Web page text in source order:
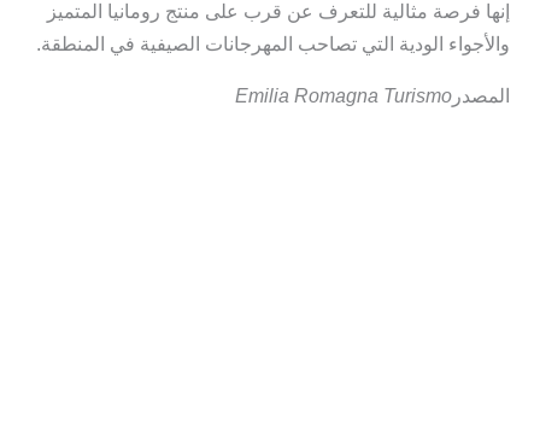
إنها فرصة مثالية للتعرف عن قرب على منتج رومانيا المتميز
والأجواء الودية التي تصاحب المهرجانات الصيفية في المنطقة.
المصدر Emilia Romagna Turismo